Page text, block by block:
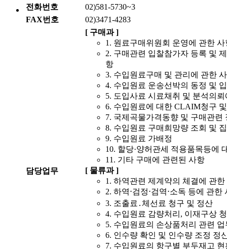
전화번호
02)581-5730~3
FAX번호
02)3471-4283
담당업무
[ 구매과 ]
1. 원료구매위원회 운영에 관한 사
2. 구매관련 입찰참가자 등록 및
항
3. 수입원료구매 및 관리에 관한
4. 수입원료 운송선박의 동정 및
5. 도입사료 시료채취 및 분석의
6. 수입원료에 대한 CLAIM청구
7. 국제곡물가격동향 및 구매관련
8. 수입원료 구매희망량 조회 및
9. 수입원료 가배정
10. 할당·양허관세 적용품목등에
11. 기타 구매에 관련된 사항
[ 물류과 ]
1. 하역관련 제계약의 체결에 관한
2. 하역⋅검정⋅검역⋅소독 등에 관한
3. 조출료․체선료 청구 및 정산
4. 수입원료 감량처리, 이재구상
5. 수입원료의 손상품처리 관련 업
6. 인수량 확인 및 인수량 조정 정
7. 수입원료의 항구별 부두재고 현